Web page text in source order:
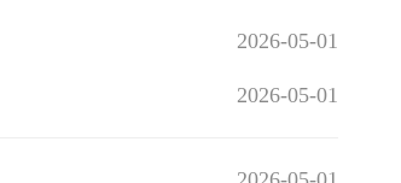
2026-05-01
2026-05-01